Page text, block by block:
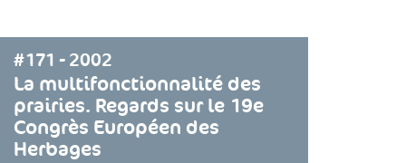
#171 - 2002
La multifonctionnalité des
prairies. Regards sur le 19e
Congrès Européen des
Herbages